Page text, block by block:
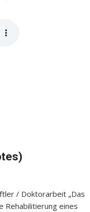
/ Doktorarbeit „Das
Rehabilitierung eines